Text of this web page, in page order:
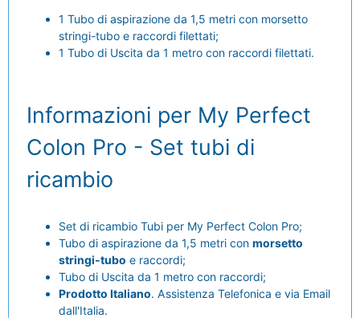
1 Tubo di aspirazione da 1,5 metri con morsetto
stringi-tubo e raccordi filettati;
1 Tubo di Uscita da 1 metro con raccordi filettati.
Informazioni per My Perfect
Colon Pro - Set tubi di
ricambio
Set di ricambio Tubi per My Perfect Colon Pro;
Tubo di aspirazione da 1,5 metri con morsetto
stringi-tubo e raccordi;
Tubo di Uscita da 1 metro con raccordi;
Prodotto Italiano. Assistenza Telefonica e via Email
dall'Italia.